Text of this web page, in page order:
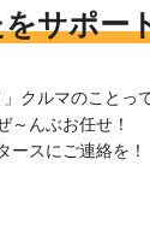
サポー
クルマのことっ
～んぶお任せ！
ースにご連絡を！